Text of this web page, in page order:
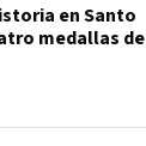
en Santo
medallas de